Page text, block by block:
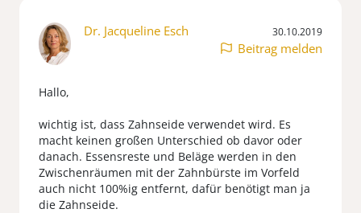
Dr. Jacqueline Esch 30.10.2019
Beitrag melden
Hallo,
wichtig ist, dass Zahnseide verwendet wird. Es
macht keinen großen Unterschied ob davor oder
danach. Essensreste und Beläge werden in den
Zwischenräumen mit der Zahnbürste im Vorfeld
auch nicht 100%ig entfernt, dafür benötigt man ja
die Zahnseide.